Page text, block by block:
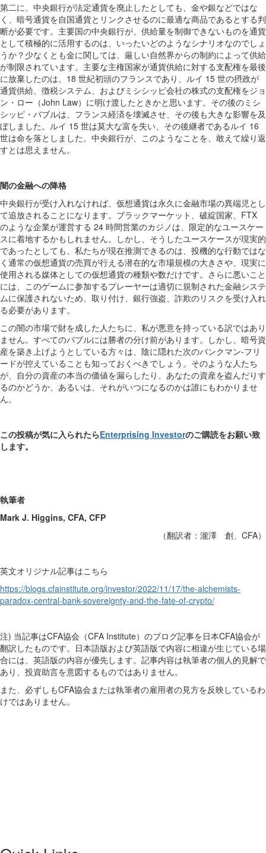
第二に、中央銀行が法定通貨を廃止したとしても、金や銀などではな
く、暗号通貨を自国通貨とリンクさせるのに最適な商品であるとする判
断が必要です。主要国の中央銀行が、供給量を制御できないものを通貨
として積極的に活用するのは、いったいどのようなシナリオなのでしょ
うか？少なくとも金に関しては、厳しい自然界からの制約によって供給
が制限されています。主要な主権国家が通貨供給に対する支配権を最後
に放棄したのは、18 世紀初頭のフランスであり、ルイ 15 世の摂政が
通貨供給、徴税システム、およびミシシッピ会社の株式の支配権をジョ
ン・ロー（John Law）に明け渡したときかと思います。その後のミシ
シッピ・バブルは、フランス経済を壊滅させ、その後も大きな影響を及
ぼしました。ルイ 15 世は莫大な富を失い、その後継者であるルイ 16
世は命を落としました。中央銀行が、このようなことを、敢えて繰り返
すとは思えません。
闇の金融への降格
中央銀行が受け入れなければ、仮想通貨は永久に金融市場の異端児とし
て追放されることになります。ブラックマーケット、破綻国家、FTX
のような企業が運営する 24 時間営業のカジノは、限定的なユースケー
スに着地するかもしれません。しかし、そうしたユースケースが現実的
であったとしても、私たちが現在推測できるのは、投機的な行動ではな
く通常の仮想通貨の売買が行える潜在的な市場規模の大きさや、現実に
使用される媒体としての仮想通貨の種類や数だけです。さらに悪いこと
には、このゲームに参加するプレーヤーは適切に規制された金融システ
ムに保護されないため、取り付け、銀行強盗、詐欺のリスクを受け入れ
る必要があります。
この闇の市場で財を成した人たちに、私が悪意を持っている訳ではあり
ません。すべてのバブルには勝者の分け前があります。しかし、暗号資
産を築き上げようとしている方々は、陰に隠れた次のバンクマン‐フリ
ードが控えていることも知っておくべきでしょう。そのような人たち
が、自分の資産の本当の価値を漏らしたり、あなたの資産を盗んだりす
るのかどうか、あるいは、それがいつになるのかは誰にもわかりませ
ん。
この投稿が気に入られたらEnterprising Investorのご購読をお願い致
します。
執筆者
Mark J. Higgins, CFA, CFP
（翻訳者：瀧澤 創、CFA）
英文オリジナル記事はこちら
https://blogs.cfainstitute.org/investor/2022/11/17/the-alchemists-
paradox-central-bank-sovereignty-and-the-fate-of-crypto/
注) 当記事はCFA協会（CFA Institute）のブログ記事を日本CFA協会が
翻訳したものです。日本語版および英語版で内容に相違が生じている場
合には、英語版の内容が優先します。記事内容は執筆者の個人的見解で
あり、投資助言を意図するものではありません。
また、必ずしもCFA協会または執筆者の雇用者の見方を反映しているわ
けではありません。